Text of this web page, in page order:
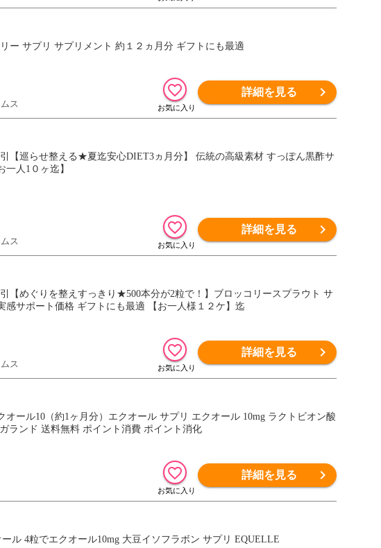
ー サプリ サプリメント 約１２ヵ月分 ギフトにも最適
ス
詳細を見る
【巡らせ整える★夏迄安心DIET3ヵ月分】 伝統の高級素材 すっぽん黒酢サ
人1０ヶ迄】
ス
詳細を見る
【めぐりを整えすっきり★500本分が2粒で！】ブロッコリースプラウト サ
サポート価格 ギフトにも最適 【お一人様１２ケ】迄
ス
詳細を見る
オール10（約1ヶ月分）エクオール サプリ エクオール 10mg ラクトビオン酸
ランド 送料無料 ポイント消費 ポイント消化
詳細を見る
ル 4粒でエクオール10mg 大豆イソフラボン サプリ EQUELLE